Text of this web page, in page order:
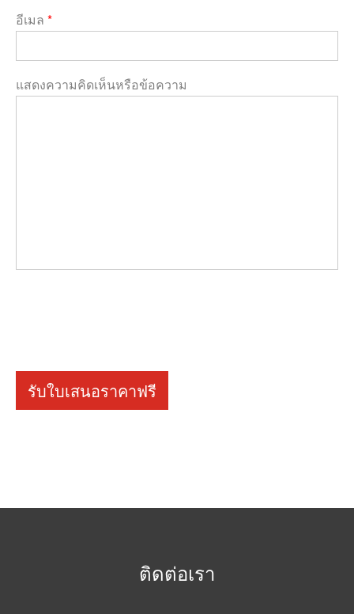
อีเมล *
แสดงความคิดเห็นหรือข้อความ
รับใบเสนอราคาฟรี
ติดต่อเรา